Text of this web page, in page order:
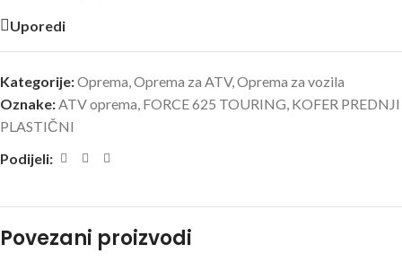
Uporedi
Kategorije:Oprema,Oprema za ATV,Oprema za vozila
Oznake:ATV oprema, FORCE 625 TOURING, KOFER PREDNJI
PLASTIČNI
Podijeli:
Povezani proizvodi